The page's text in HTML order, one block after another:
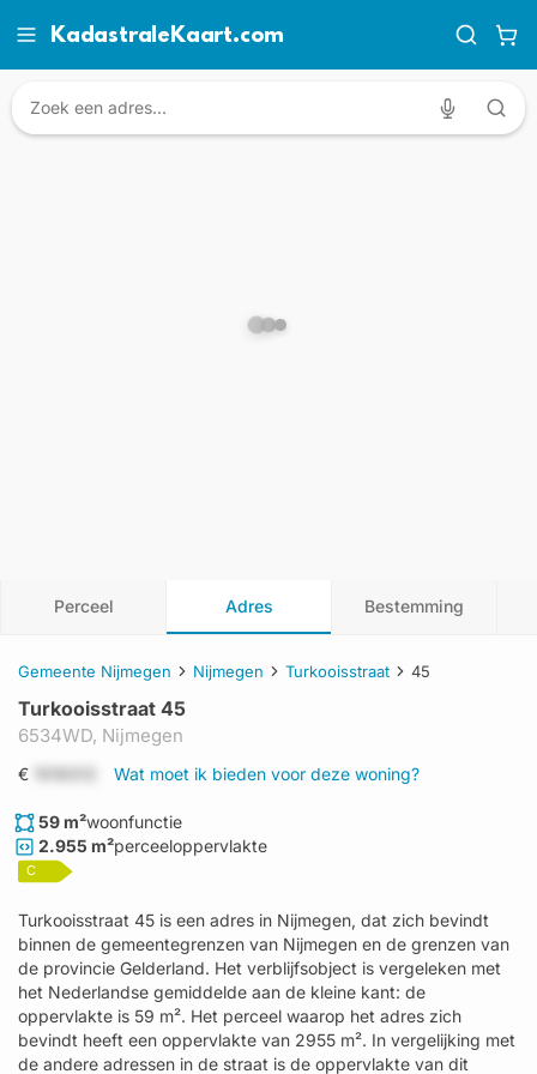
KadastraleKaart.com
Perceel Adres Bestemming
Gemeente Nijmegen Nijmegen Turkooisstraat 45
Turkooisstraat 45
6534WD, Nijmegen
€ Wat moet ik bieden voor deze woning?
59 m²woonfunctie
2.955 m²perceeloppervlakte
C
Turkooisstraat 45 is een adres in Nijmegen, dat zich bevindt
binnen de gemeentegrenzen van Nijmegen en de grenzen van
de provincie Gelderland. Het verblijfsobject is vergeleken met
het Nederlandse gemiddelde aan de kleine kant: de
oppervlakte is 59 m². Het perceel waarop het adres zich
bevindt heeft een oppervlakte van 2955 m². In vergelijking met
de andere adressen in de straat is de oppervlakte van dit